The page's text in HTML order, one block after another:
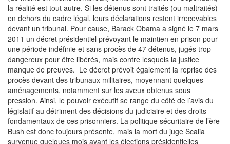
la réalité est tout autre. Si les détenus sont traités (ou maltraités)
en dehors du cadre légal, leurs déclarations restent irrecevables
devant un tribunal. Pour cause, Barack Obama a signé le 7 mars
2011 un décret présidentiel prévoyant le maintien en prison pour
une période indéfinie et sans procès de 47 détenus, jugés trop
dangereux pour être libérés, mais contre lesquels la justice
manque de preuves. Le décret prévoit également la reprise des
procès devant des tribunaux militaires, moyennant quelques
aménagements, notamment sur les aveux obtenus sous
pression. Ainsi, le pouvoir exécutif se range du côté de l’avis du
législatif au détriment des décisions du judiciaire et des droits
fondamentaux de ces prisonniers. La politique sécuritaire de l’ère
Bush est donc toujours présente, mais la mort du juge Scalia
survenue quelques mois avant les élections présidentielles